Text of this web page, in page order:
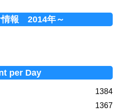
情報 2014年～
per Day
1384
1367